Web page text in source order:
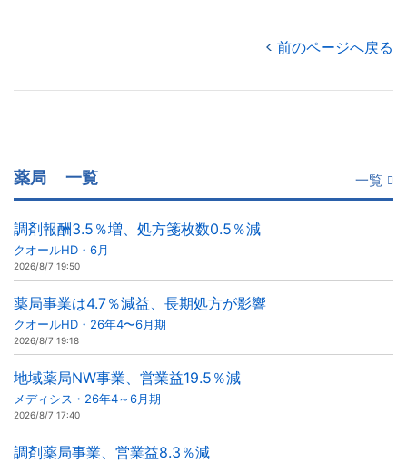
前のページへ戻る
薬局 一覧 一覧
調剤報酬3.5％増、処方箋枚数0.5％減
クオールHD・6月
2026/8/7 19:50
薬局事業は4.7％減益、長期処方が影響
クオールHD・26年4〜6月期
2026/8/7 19:18
地域薬局NW事業、営業益19.5％減
メディシス・26年4～6月期
2026/8/7 17:40
調剤薬局事業、営業益8.3％減